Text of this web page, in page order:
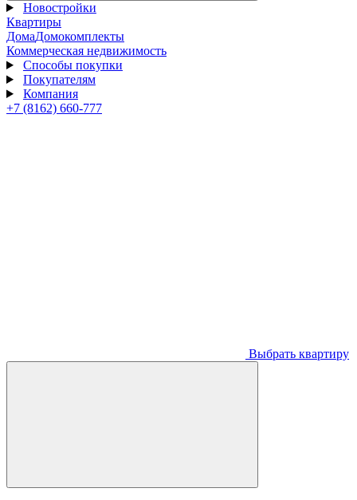
Новостройки
Квартиры
ДомаДомокомплекты
Коммерческая недвижимость
Способы покупки
Покупателям
Компания
+7 (8162) 660-777
Выбрать квартиру